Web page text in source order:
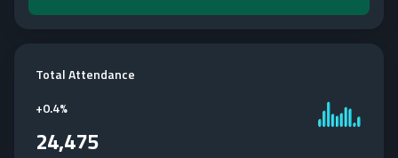
Total Attendance
+0.4%
24,475